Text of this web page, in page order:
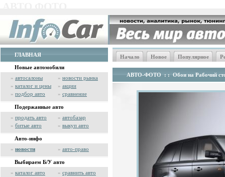
ГЛАВНАЯ
Новые автомобили
» автосалоны » новости рынка
» каталог и цены » акции
» подбор авто » сравнение
Подержанные авто
» продать авто » автобазар
» битые авто » выкуп авто
Авто-инфо
» новости » авто-право
Выбираем Б/У авто
» каталог авто » сравнить авто
Начало Новое Популярное
АВТО-ФОТО : : Обои на Рабочий